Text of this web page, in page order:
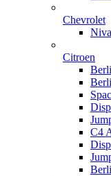
Chevrolet
Niva
Citroen
C4